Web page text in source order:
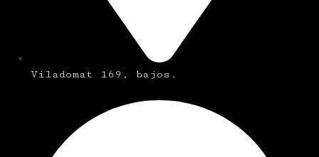
Viladomat 169, bajos.